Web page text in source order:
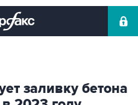
заливку бетона